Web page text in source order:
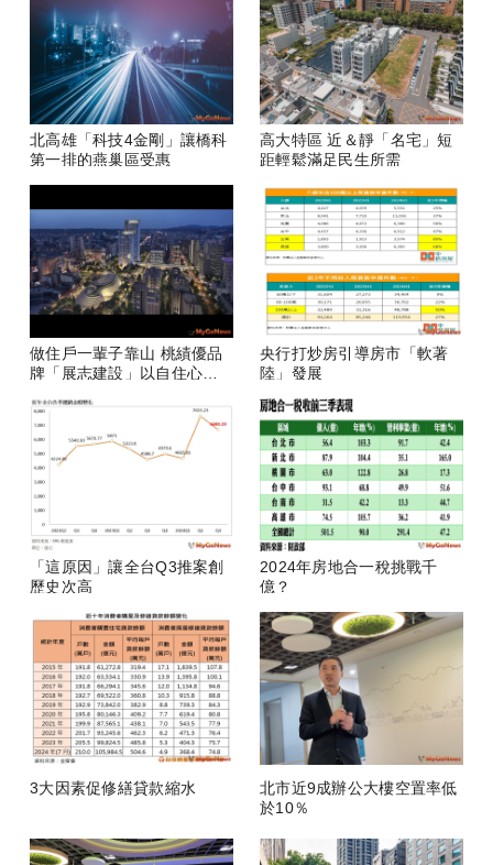
北高雄「科技4金剛」讓橋科
第一排的燕巢區受惠
高大特區 近＆靜「名宅」短
距輕鬆滿足民生所需
做住戶一輩子靠山 桃績優品
牌「展志建設」以自住心蓋
央行打炒房引導房市「軟著
陸」發展
「這原因」讓全台Q3推案創
歷史次高
2024年房地合一稅挑戰千
億？
3大因素促修繕貸款縮水
北市近9成辦公大樓空置率低
於10％